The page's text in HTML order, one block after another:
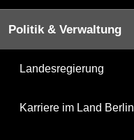
Politik & Verwaltung
Landesregierung
Karriere im Land Berlin